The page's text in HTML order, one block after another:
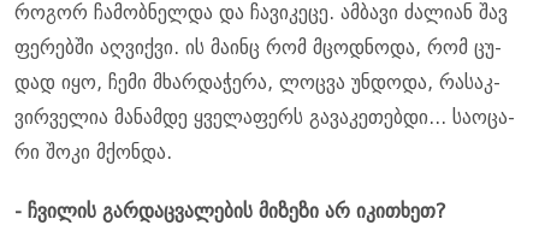
რო­გორ ჩა­მობ­ნელ­და და ჩა­ვი­კე­ცე. ამ­ბა­ვი ძა­ლი­ან შავ
ფე­რებ­ში აღ­ვიქ­ვი. ის მა­ინც რომ მცოდ­ნო­და, რომ ცუ­
დად იყო, ჩემი მხარ­და­ჭე­რა, ლოც­ვა უნ­დო­და, რა­საკ­
ვირ­ვე­ლია მა­ნამ­დე ყვე­ლა­ფერს გა­ვა­კე­თებ­დი... სა­ო­ცა­
რი შოკი მქონ­და.
- ჩვი­ლის გარ­დაც­ვა­ლე­ბის მი­ზე­ზი არ იკი­თხეთ?